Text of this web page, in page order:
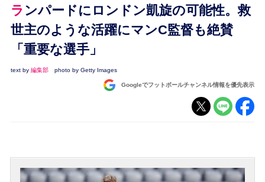
セリエA
ブンデスリーガ
UEFA
ナショナルチーム
ランパードにロンドン凱旋の可能性。救
世主のような活躍にマンC監督も絶賛
「重要な選手」
text by 編集部 photo by Getty Images
Googleでフットボールチャンネル情報を優先表示